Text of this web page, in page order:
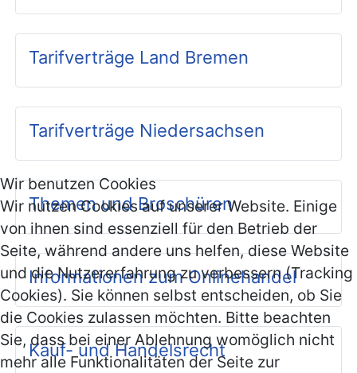
Tarifverträge Land Bremen
Tarifverträge Niedersachsen
Themen und Broschüren
Informationen zum Onlinehandel
Kauf- und Handelsrecht
Wir benutzen Cookies
Wir nutzen Cookies auf unserer Website. Einige
von ihnen sind essenziell für den Betrieb der
Seite, während andere uns helfen, diese Website
und die Nutzererfahrung zu verbessern (Tracking
Cookies). Sie können selbst entscheiden, ob Sie
die Cookies zulassen möchten. Bitte beachten
Sie, dass bei einer Ablehnung womöglich nicht
mehr alle Funktionalitäten der Seite zur